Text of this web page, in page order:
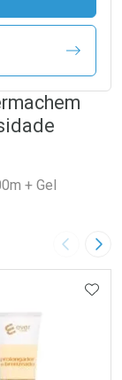
+ Gel
Imagem
FAVORITOS